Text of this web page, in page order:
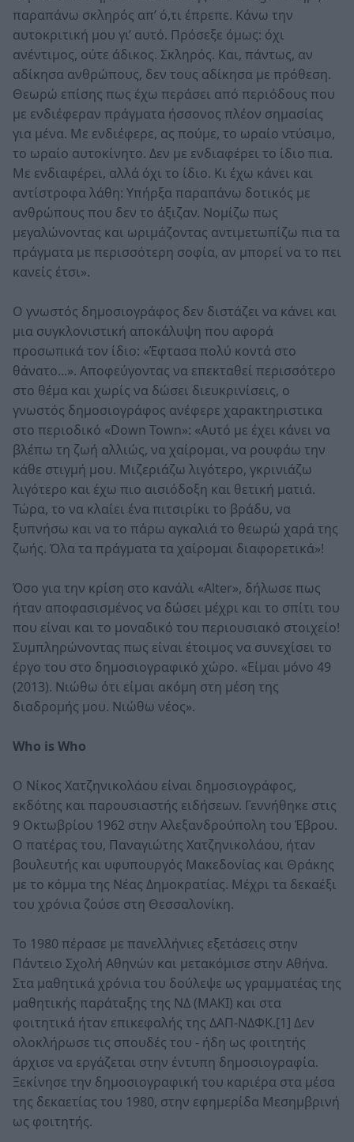
παραπάνω σκληρός απ’ ό,τι έπρεπε. Κάνω την
αυτοκριτική μου γι’ αυτό. Πρόσεξε όμως: όχι
ανέντιμος, ούτε άδικος. Σκληρός. Και, πάντως, αν
αδίκησα ανθρώπους, δεν τους αδίκησα με πρόθεση.
Θεωρώ επίσης πως έχω περάσει από περιόδους που
με ενδιέφεραν πράγματα ήσσονος πλέον σημασίας
για μένα. Με ενδιέφερε, ας πούμε, το ωραίο ντύσιμο,
το ωραίο αυτοκίνητο. Δεν με ενδιαφέρει το ίδιο πια.
Με ενδιαφέρει, αλλά όχι το ίδιο. Κι έχω κάνει και
αντίστροφα λάθη: Υπήρξα παραπάνω δοτικός με
ανθρώπους που δεν το άξιζαν. Νομίζω πως
μεγαλώνοντας και ωριμάζοντας αντιμετωπίζω πια τα
πράγματα με περισσότερη σοφία, αν μπορεί να το πει
κανείς έτσι».
Ο γνωστός δημοσιογράφος δεν διστάζει να κάνει και
μια συγκλονιστική αποκάλυψη που αφορά
προσωπικά τον ίδιο: «Έφτασα πολύ κοντά στο
θάνατο...». Αποφεύγοντας να επεκταθεί περισσότερο
στο θέμα και χωρίς να δώσει διευκρινίσεις, ο
γνωστός δημοσιογράφος ανέφερε χαρακτηριστικα
στο περιοδικό «Down Town»: «Αυτό με έχει κάνει να
βλέπω τη ζωή αλλιώς, να χαίρομαι, να ρουφάω την
κάθε στιγμή μου. Μιζεριάζω λιγότερο, γκρινιάζω
λιγότερο και έχω πιο αισιόδοξη και θετική ματιά.
Τώρα, το να κλαίει ένα πιτσιρίκι το βράδυ, να
ξυπνήσω και να το πάρω αγκαλιά το θεωρώ χαρά της
ζωής. Όλα τα πράγματα τα χαίρομαι διαφορετικά»!
Όσο για την κρίση στο κανάλι «Alter», δήλωσε πως
ήταν αποφασισμένος να δώσει μέχρι και το σπίτι του
που είναι και το μοναδικό του περιουσιακό στοιχείο!
Συμπληρώνοντας πως είναι έτοιμος να συνεχίσει το
έργο του στο δημοσιογραφικό χώρο. «Είμαι μόνο 49
(2013). Νιώθω ότι είμαι ακόμη στη μέση της
διαδρομής μου. Νιώθω νέος».
Who is Who
Ο Νίκος Χατζηνικολάου είναι δημοσιογράφος,
εκδότης και παρουσιαστής ειδήσεων. Γεννήθηκε στις
9 Οκτωβρίου 1962 στην Αλεξανδρούπολη του Έβρου.
Ο πατέρας του, Παναγιώτης Χατζηνικολάου, ήταν
βουλευτής και υφυπουργός Μακεδονίας και Θράκης
με το κόμμα της Νέας Δημοκρατίας. Μέχρι τα δεκαέξι
του χρόνια ζούσε στη Θεσσαλονίκη.
Το 1980 πέρασε με πανελλήνιες εξετάσεις στην
Πάντειο Σχολή Αθηνών και μετακόμισε στην Αθήνα.
Στα μαθητικά χρόνια του δούλεψε ως γραμματέας της
μαθητικής παράταξης της ΝΔ (ΜΑΚΙ) και στα
φοιτητικά ήταν επικεφαλής της ΔΑΠ-ΝΔΦΚ.[1] Δεν
ολοκλήρωσε τις σπουδές του - ήδη ως φοιτητής
άρχισε να εργάζεται στην έντυπη δημοσιογραφία.
Ξεκίνησε την δημοσιογραφική του καριέρα στα μέσα
της δεκαετίας του 1980, στην εφημερίδα Μεσημβρινή
ως φοιτητής.